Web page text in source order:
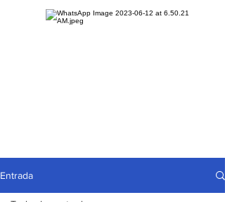
Entrada